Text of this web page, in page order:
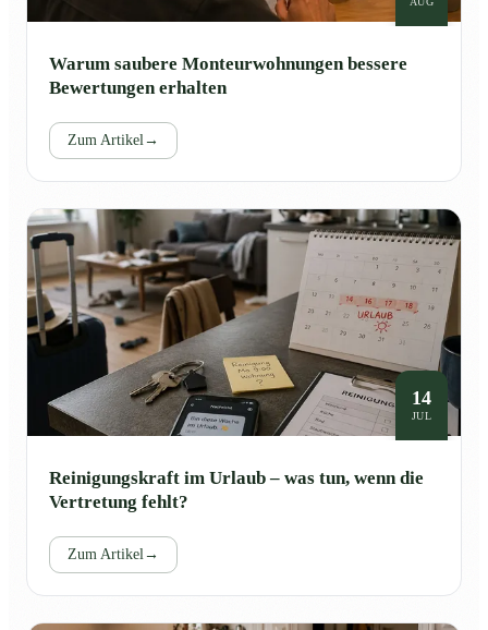
Warum saubere Monteurwohnungen bessere
Bewertungen erhalten
Zum Artikel →
14
JUL
Reinigungskraft im Urlaub – was tun, wenn die
Vertretung fehlt?
Zum Artikel →